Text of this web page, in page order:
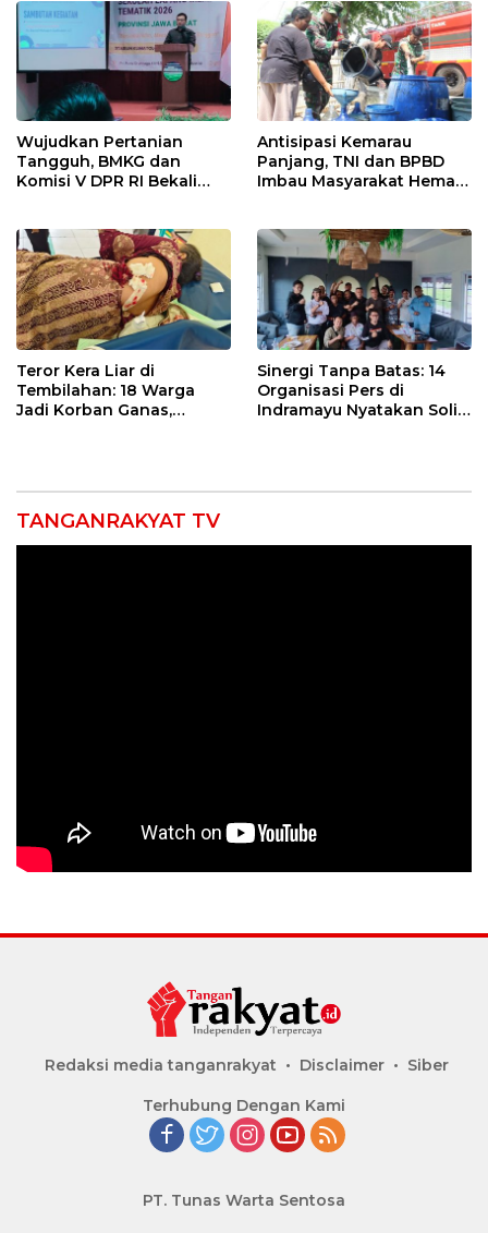
Wujudkan Pertanian
Tangguh, BMKG dan
Komisi V DPR RI Bekali
Antisipasi Kemarau
Panjang, TNI dan BPBD
Imbau Masyarakat Hemat
Teror Kera Liar di
Tembilahan: 18 Warga
Jadi Korban Ganas,
Sinergi Tanpa Batas: 14
Organisasi Pers di
Indramayu Nyatakan Solid
TANGANRAKYAT TV
Redaksi media tanganrakyat Disclaimer Siber
Terhubung Dengan Kami
PT. Tunas Warta Sentosa